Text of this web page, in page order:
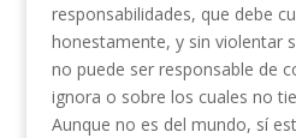
responsabilidades, que debe
honestamente, y sin violentar
no puede ser responsable de
ignora o sobre los cuales no
Aunque no es del mundo, sí